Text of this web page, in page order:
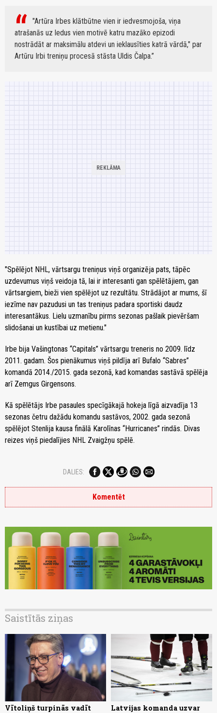
"Artūra Irbes klātbūtne vien ir iedvesmojoša, viņa
atrašanās uz ledus vien motivē katru mazāko epizodi
nostrādāt ar maksimālu atdevi un ieklausīties katrā vārdā," par
Artūru Irbi treniņu procesā stāsta Uldis Čalpa.
"Spēlējot NHL, vārtsargu treniņus viņš organizēja pats, tāpēc
uzdevumus viņš veidoja tā, lai ir interesanti gan spēlētājiem, gan
vārtsargiem, bieži vien spēlējot uz rezultātu. Strādājot ar mums, šī
iezīme nav pazudusi un tas treniņus padara sportiski daudz
interesantākus. Lielu uzmanību pirms sezonas pašlaik pievēršam
slidošanai un kustībai uz metienu."
Irbe bija Vašingtonas “Capitals” vārtsargu treneris no 2009. līdz
2011. gadam. Šos pienākumus viņš pildīja arī Bufalo “Sabres”
komandā 2014./2015. gada sezonā, kad komandas sastāvā spēlēja
arī Zemgus Girgensons.
Kā spēlētājs Irbe pasaules specīgākajā hokeja līgā aizvadīja 13
sezonas četru dažādu komandu sastāvos, 2002. gada sezonā
spēlējot Stenlija kausa finālā Karolīnas “Hurricanes” rindās. Divas
reizes viņš piedalījies NHL Zvaigžņu spēlē.
DALIES:
Komentēt
Saistītās ziņas
Vītoliņš turpinās vadīt
Latvijas komanda uzvar